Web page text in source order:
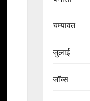
चम्पावत
जुलाई
जॉब्स